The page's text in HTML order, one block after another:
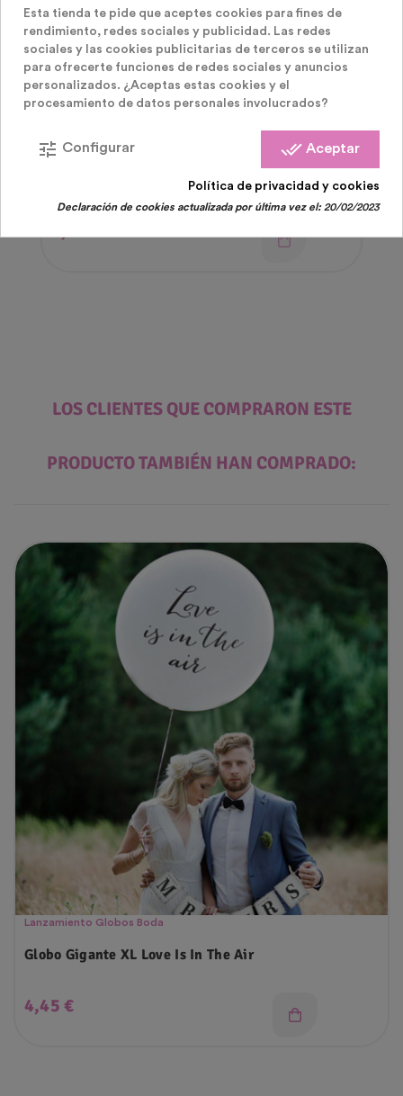
Velas Brillan En La Oscuridad
Vela Fluorescente Numero 0
1,20 €
LOS CLIENTES QUE COMPRARON ESTE
PRODUCTO TAMBIÉN HAN COMPRADO:
Lanzamiento Globos Boda
Globo Gigante XL Love Is In The Air
Precio
4,45 €
Esta tienda te pide que aceptes cookies para fines de
rendimiento, redes sociales y publicidad. Las redes
sociales y las cookies publicitarias de terceros se utilizan
para ofrecerte funciones de redes sociales y anuncios
personalizados. ¿Aceptas estas cookies y el
procesamiento de datos personales involucrados?
done_all Aceptar
tune Configurar
Política de privacidad y cookies
Declaración de cookies actualizada por última vez el:20/02/2023